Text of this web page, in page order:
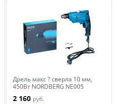
Дрель макс ? сверла 10 мм,
450Вт NORDBERG NE005
2 160 руб.